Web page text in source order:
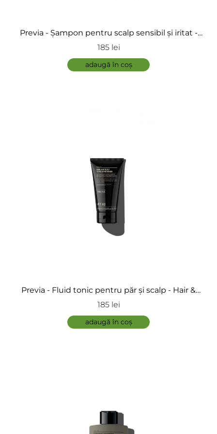
Previa - Șampon pentru scalp sensibil și iritat -
Calming Shampoo
185 lei
adaugă în coș
Previa - Fluid tonic pentru păr și scalp - Hair &
Scalp Tonic Conditioner
185 lei
adaugă în coș